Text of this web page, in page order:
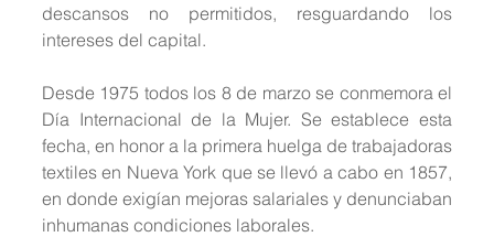
descansos no permitidos, resguardando los
intereses del capital.
Desde 1975 todos los 8 de marzo se conmemora el
Día Internacional de la Mujer. Se establece esta
fecha, en honor a la primera huelga de trabajadoras
textiles en Nueva York que se llevó a cabo en 1857,
en donde exigían mejoras salariales y denunciaban
inhumanas condiciones laborales.